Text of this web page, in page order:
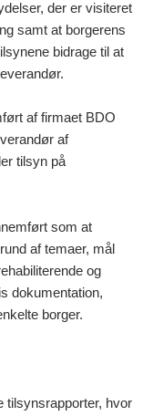
der er visiteret
samt at borgerens
bidrage til at
af firmaet BDO
af
tilsyn på
som at
af temaer, mål
og
dokumentation,
borger.
tilsynsrapporter, hvor